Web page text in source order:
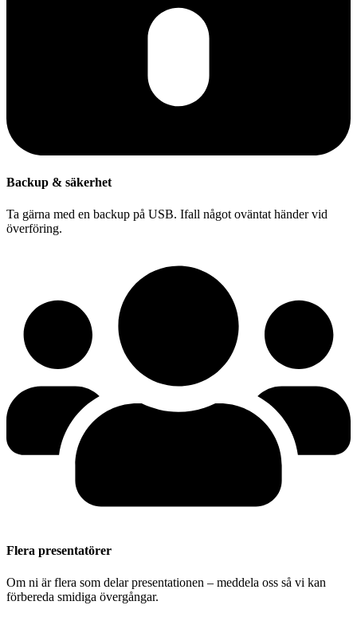
Backup & säkerhet
Ta gärna med en backup på USB. Ifall något oväntat händer vid
överföring.
Flera presentatörer
Om ni är flera som delar presentationen – meddela oss så vi kan
förbereda smidiga övergångar.